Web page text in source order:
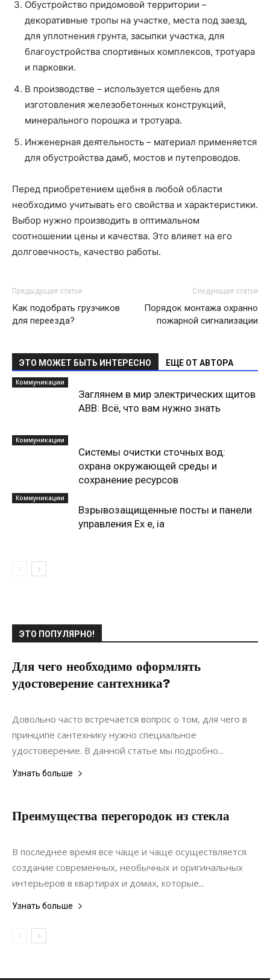
Обустройство придомовой территории –
декоративные тропы на участке, места под заезд,
для уплотнения грунта, засыпки участка, для
благоустройства спортивных комплексов, тротуара
и парковки.
В производстве – используется щебень для
изготовления железобетонных конструкций,
минерального порошка и тротуара.
Инженерная деятельность – материал применяется
для обустройства дамб, мостов и путепроводов.
Перед приобретением щебня в любой области
необходимо учитывать его свойства и характеристики.
Выбор нужно производить в оптимальном
соотношении цены и качества. Это влияет на его
долговечность, качество работы.
Предыдущая статья
Как подобрать грузчиков
для переезда?
Следующая статья
Порядок монтажа охранно
пожарной сигнализации
ЭТО МОЖЕТ БЫТЬ ИНТЕРЕСНО ЕЩЕ ОТ АВТОРА
Коммуникации
Заглянем в мир электрических щитов
ABB: Всё, что вам нужно знать
Коммуникации
Системы очистки сточных вод:
охрана окружающей среды и
сохранение ресурсов
Коммуникации
Взрывозащищенные посты и панели
управления Ex e, ia
ЭТО ПОПУЛЯРНО!
Для чего необходимо оформлять
удостоверение сантехника?
11.07.2020
Довольно часто встречается вопрос о том, для чего в
принципе сантехнику нужно специальное
удостоверение. В данной статье мы подробно...
Узнать больше
Преимущества перегородок из стекла
18.05.2020
В последнее время все чаще и чаще осуществляется
создание современных, необычных и оригинальных
интерьеров в квартирах и домах, которые...
Узнать больше